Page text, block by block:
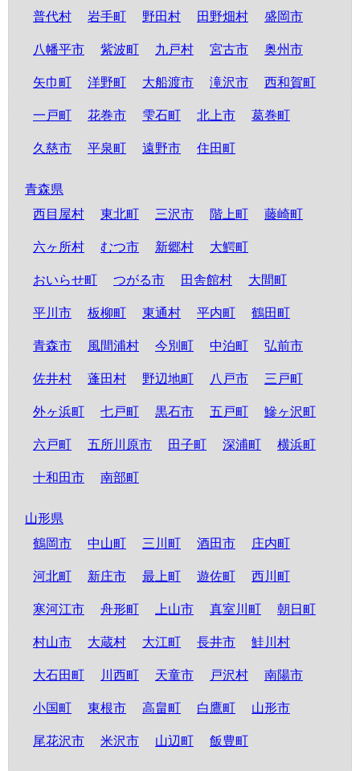
普代村 岩手町 野田村 田野畑村 盛岡市
八幡平市 紫波町 九戸村 宮古市 奥州市
矢巾町 洋野町 大船渡市 滝沢市 西和賀町
一戸町 花巻市 雫石町 北上市 葛巻町
久慈市 平泉町 遠野市 住田町
青森県
西目屋村
東北町 三沢市 階上町 藤崎町
六ヶ所村 むつ市 新郷村 大鰐町
おいらせ町 つがる市 田舎館村 大間町
平川市 板柳町 東通村 平内町 鶴田町
青森市 風間浦村 今別町 中泊町 弘前市
佐井村 蓬田村 野辺地町 八戸市 三戸町
外ヶ浜町 七戸町 黒石市 五戸町 鰺ヶ沢町
六戸町 五所川原市 田子町 深浦町 横浜町
十和田市 南部町
山形県
鶴岡市
中山町 三川町 酒田市 庄内町
河北町 新庄市 最上町 遊佐町 西川町
寒河江市 舟形町 上山市 真室川町 朝日町
村山市 大蔵村 大江町 長井市 鮭川村
大石田町 川西町 天童市 戸沢村 南陽市
小国町 東根市 高畠町 白鷹町 山形市
尾花沢市 米沢市 山辺町 飯豊町